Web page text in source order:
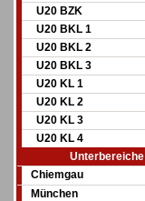
U20 BZK
U20 BKL 1
U20 BKL 2
U20 BKL 3
U20 KL 1
U20 KL 2
U20 KL 3
U20 KL 4
Unterbereiche
Chiemgau
München